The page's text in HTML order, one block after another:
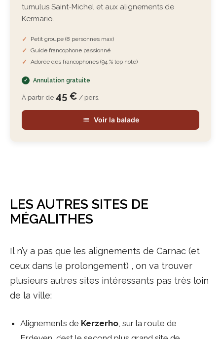
tumulus Saint-Michel et aux alignements de
Kermario.
Petit groupe (8 personnes max)
Guide francophone passionné
Adorée des francophones (94 % top note)
Annulation gratuite
À partir de 45 € / pers.
Voir la balade
LES AUTRES SITES DE
MÉGALITHES
Il n’y a pas que les alignements de Carnac (et
ceux dans le prolongement) , on va trouver
plusieurs autres sites intéressants pas très loin
de la ville:
Alignements de Kerzerho , sur la route de